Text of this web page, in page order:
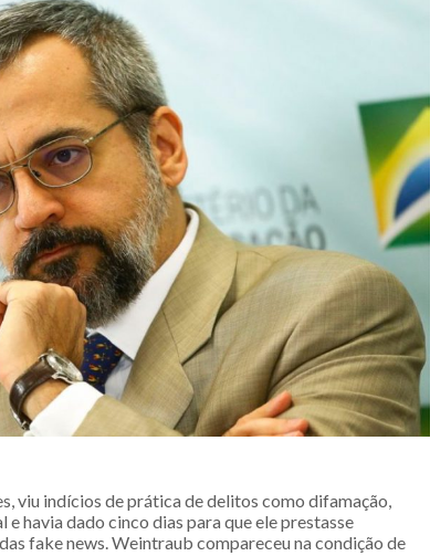
viu indícios de prática de delitos como difamação,
havia dado cinco dias para que ele prestasse
fake news. Weintraub compareceu na condição de